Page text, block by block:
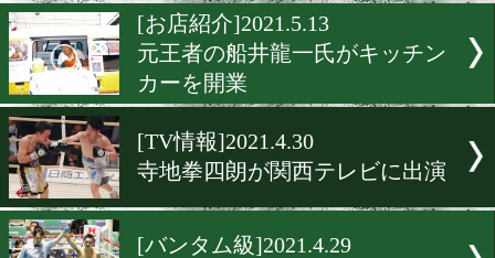
[告知]2021.6.1
東京ネットラジオに西田凌
出演!
[相関図]2021.5.26
5月下旬から7月はライト級